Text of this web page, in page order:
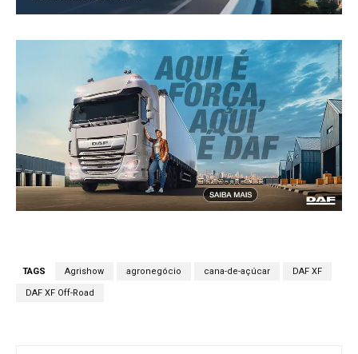
TAGS Agrishow agronegócio cana-de-açúcar DAF XF
DAF XF Off-Road